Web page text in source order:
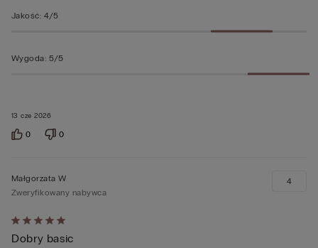
13 cze 2026
Jakość: 4/5
Wygoda: 5/5
0 0
Ocena
5
Małgorzata W
Zweryfikowany nabywca
Dobry basic
4